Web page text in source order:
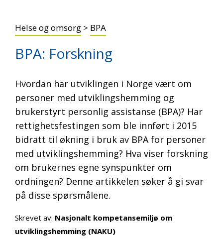
Helse og omsorg > BPA
BPA: Forskning
Hvordan har utviklingen i Norge vært om
personer med utviklingshemming og
brukerstyrt personlig assistanse (BPA)? Har
rettighetsfestingen som ble innført i 2015
bidratt til økning i bruk av BPA for personer
med utviklingshemming? Hva viser forskning
om brukernes egne synspunkter om
ordningen? Denne artikkelen søker å gi svar
på disse spørsmålene.
Skrevet av: Nasjonalt kompetansemiljø om
utviklingshemming (NAKU)